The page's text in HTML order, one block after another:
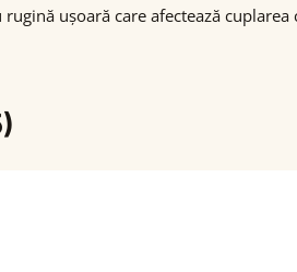
ușoară care afectează